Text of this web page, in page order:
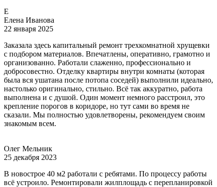
Е
Елена Иванова
22 января 2025
Заказала здесь капитальный ремонт трехкомнатной хрущевки
с подбором материалов. Впечатлены, оперативно, грамотно и
организованно. Работали слаженно, профессионально и
добросовестно. Отделку квартиры внутри комнаты (которая
была вся ушатана после потопа соседей) выполнили идеально,
настолько оригинально, стильно. Всё так аккуратно, работа
выполнена и с душой. Один момент немного расстроил, это
крепление порогов в коридоре, но тут сами во время не
сказали. Мы полностью удовлетворены, рекомендуем своим
знакомым всем.
Олег Мельник
25 декабря 2023
В новострое 40 м2 работали с ребятами. По процессу работы
всё устроило. Ремонтировали жилплощадь с перепланировкой